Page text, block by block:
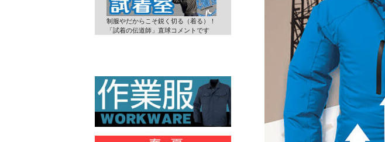
制服やだからこそ鋭く切る（着る）！
「試着の伝道師」直球コメントです